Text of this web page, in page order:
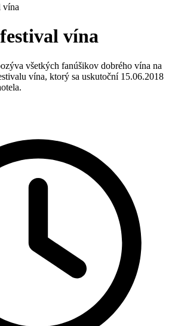
vína
vína
všetkých fanúšikov dobrého vína na
vína, ktorý sa uskutoční 15.06.2018